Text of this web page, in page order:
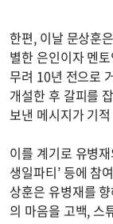
한편, 이날 문상훈
별한 은인이자 멘
무려 10년 전으로
개설한 후 갈피를
보낸 메시지가 기
이를 계기로 유병
생일파티’ 등에 참
상훈은 유병재를
의 마음을 고백, 스